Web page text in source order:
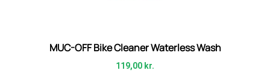
MUC-OFF Bike Cleaner Waterless Wash
119,00 kr.